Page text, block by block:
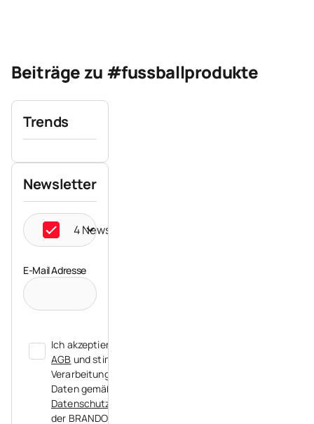
Beiträge zu #fussballprodukte
Trends
Newsletter
4 Newsletter ausgewählt
E-Mail Adresse
Ich akzeptiere die
AGB und stimme der
Verarbeitung meiner
Daten gemäß der
Datenschutzerklärung
der BRANDORA zu.